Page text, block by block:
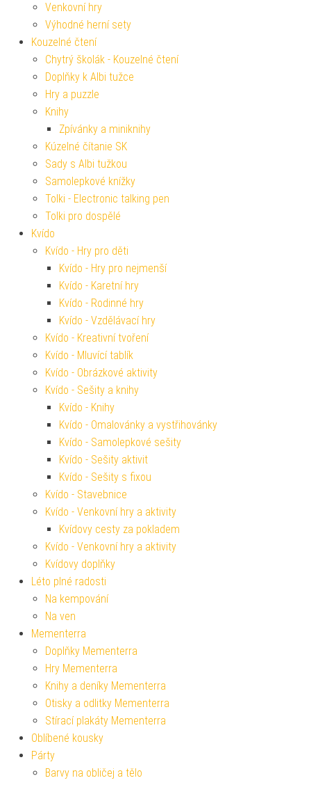
Venkovní hry
Výhodné herní sety
Kouzelné čtení
Chytrý školák - Kouzelné čtení
Doplňky k Albi tužce
Hry a puzzle
Knihy
Zpívánky a miniknihy
Kúzelné čítanie SK
Sady s Albi tužkou
Samolepkové knížky
Tolki - Electronic talking pen
Tolki pro dospělé
Kvído
Kvído - Hry pro děti
Kvído - Hry pro nejmenší
Kvído - Karetní hry
Kvído - Rodinné hry
Kvído - Vzdělávací hry
Kvído - Kreativní tvoření
Kvído - Mluvící tablík
Kvído - Obrázkové aktivity
Kvído - Sešity a knihy
Kvído - Knihy
Kvído - Omalovánky a vystřihovánky
Kvído - Samolepkové sešity
Kvído - Sešity aktivit
Kvído - Sešity s fixou
Kvído - Stavebnice
Kvído - Venkovní hry a aktivity
Kvídovy cesty za pokladem
Kvído - Venkovní hry a aktivity
Kvídovy doplňky
Léto plné radosti
Na kempování
Na ven
Mementerra
Doplňky Mementerra
Hry Mementerra
Knihy a deníky Mementerra
Otisky a odlitky Mementerra
Stírací plakáty Mementerra
Oblíbené kousky
Párty
Barvy na obličej a tělo